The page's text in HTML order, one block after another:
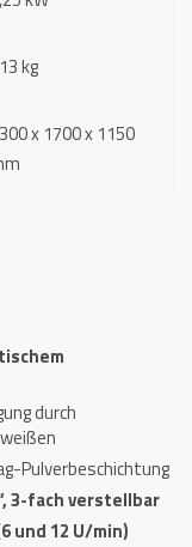
kg
x 1700 x 1150
durch
Pulverbeschichtung
3-fach verstellbar
und 12 U/min)